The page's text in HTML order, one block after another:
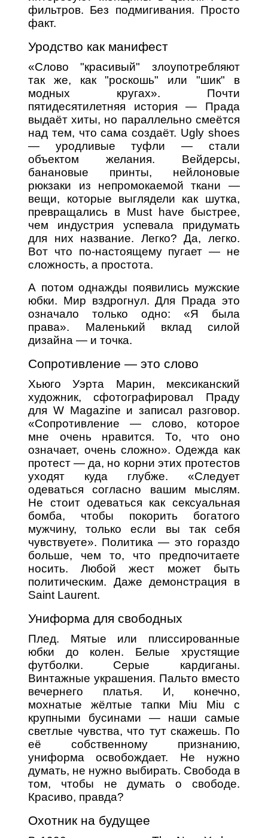
фильтров. Без подмигивания. Просто
факт.
Уродство как манифест
«Слово "красивый" злоупотребляют
так же, как "роскошь" или "шик" в
модных кругах». Почти
пятидесятилетняя история — Прада
выдаёт хиты, но параллельно смеётся
над тем, что сама создаёт. Ugly shoes
— уродливые туфли — стали
объектом желания. Вейдерсы,
банановые принты, нейлоновые
рюкзаки из непромокаемой ткани —
вещи, которые выглядели как шутка,
превращались в Must have быстрее,
чем индустрия успевала придумать
для них название. Легко? Да, легко.
Вот что по-настоящему пугает — не
сложность, а простота.
А потом однажды появились мужские
юбки. Мир вздрогнул. Для Прада это
означало только одно: «Я была
права». Маленький вклад силой
дизайна — и точка.
Сопротивление — это слово
Хьюго Уэрта Марин, мексиканский
художник, сфотографировал Праду
для W Magazine и записал разговор.
«Сопротивление — слово, которое
мне очень нравится. То, что оно
означает, очень сложно». Одежда как
протест — да, но корни этих протестов
уходят куда глубже. «Следует
одеваться согласно вашим мыслям.
Не стоит одеваться как сексуальная
бомба, чтобы покорить богатого
мужчину, только если вы так себя
чувствуете». Политика — это гораздо
больше, чем то, что предпочитаете
носить. Любой жест может быть
политическим. Даже демонстрация в
Saint Laurent.
Униформа для свободных
Плед. Мятые или плиссированные
юбки до колен. Белые хрустящие
футболки. Серые кардиганы.
Винтажные украшения. Пальто вместо
вечернего платья. И, конечно,
мохнатые жёлтые тапки Miu Miu с
крупными бусинами — наши самые
светлые чувства, что тут скажешь. По
её собственному признанию,
униформа освобождает. Не нужно
думать, не нужно выбирать. Свобода в
том, чтобы не думать о свободе.
Красиво, правда?
Охотник на будущее